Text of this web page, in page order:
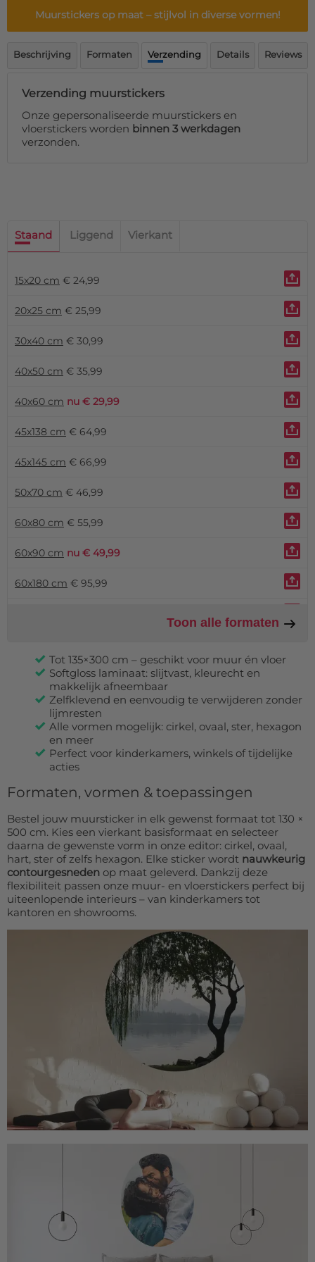
Over ons
Levertijden
Inloggen
Muurstickers op maat– stijlvol in diverse vormen!
Beschrijving Formaten Verzending Details Reviews
Verzending muurstickers
Onze gepersonaliseerde muurstickers en
vloerstickers worden binnen 3 werkdagen
verzonden.
Staand Liggend Vierkant
15x20 cm € 24,99
20x25 cm € 25,99
30x40 cm € 30,99
40x50 cm € 35,99
40x60 cm nu € 29,99
45x138 cm € 64,99
45x145 cm € 66,99
50x70 cm € 46,99
60x80 cm € 55,99
60x90 cm nu € 49,99
60x180 cm € 95,99
80x205 cm € 134,99
100x150 cm € 124,99
120x200 cm € 186,99
130x200 cm € 199,99
Toon alle formaten
Tot 135×300 cm – geschikt voor muur én vloer
Softgloss laminaat: slijtvast, kleurecht en
makkelijk afneembaar
Zelfklevend en eenvoudig te verwijderen zonder
lijmresten
Alle vormen mogelijk: cirkel, ovaal, ster, hexagon
en meer
Perfect voor kinderkamers, winkels of tijdelijke
acties
Formaten, vormen & toepassingen
Bestel jouw muursticker in elk gewenst formaat tot 130 ×
500 cm. Kies een vierkant basisformaat en selecteer
daarna de gewenste vorm in onze editor: cirkel, ovaal,
hart, ster of zelfs hexagon. Elke sticker wordt nauwkeurig
contourgesneden op maat geleverd. Dankzij deze
flexibiliteit passen onze muur- en vloerstickers perfect bij
uiteenlopende interieurs – van kinderkamers tot
kantoren en showrooms.